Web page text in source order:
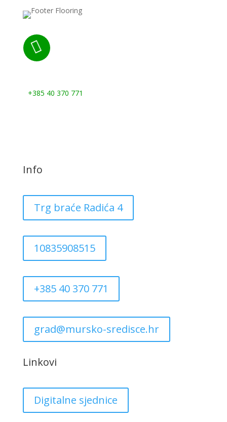

+385 40 370 771
Info
Trg braće Radića 4
10835908515
+385 40 370 771
grad@mursko-sredisce.hr
Linkovi
Digitalne sjednice